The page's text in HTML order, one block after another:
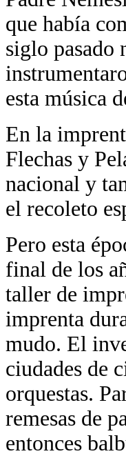
que había
siglo pasado
esta música
En la
Flechas y
nacional y
el recoleto
Pero esta
final de los
taller de
imprenta
mudo. El
ciudades de
orquestas.
remesas de
entonces